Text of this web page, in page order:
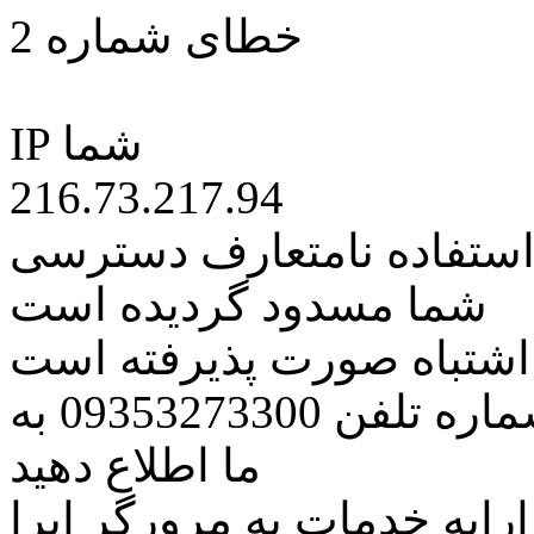
خطای شماره 2
IP شما
216.73.217.94
نامتعارف دسترسی
شما مسدود گردیده است
اشتباه صورت پذیرفته است
مراتب این مسئله را از طریق شماره تلفن 09353273300 به
ما اطلاع دهید
خدمات به مرورگر اپرا